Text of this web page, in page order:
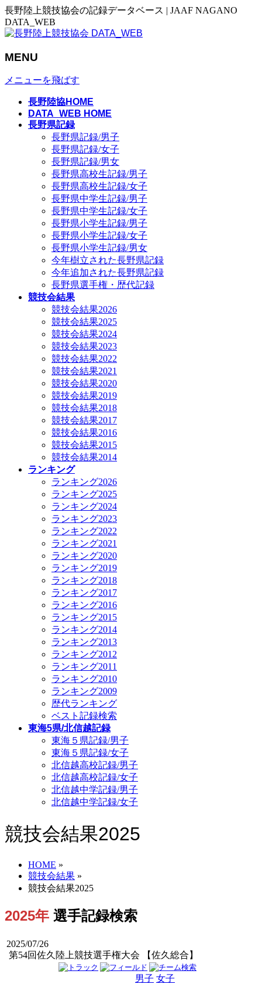
長野陸上競技協会の記録データベース | JAAF NAGANO
DATA_WEB
MENU
メニューを飛ばす
長野陸協HOME
DATA_WEB HOME
長野県記録
長野県記録/男子
長野県記録/女子
長野県記録/男女
長野県高校生記録/男子
長野県高校生記録/女子
長野県中学生記録/男子
長野県中学生記録/女子
長野県小学生記録/男子
長野県小学生記録/女子
長野県小学生記録/男女
今年樹立された長野県記録
今年追加された長野県記録
長野県選手権・歴代記録
競技会結果
競技会結果2026
競技会結果2025
競技会結果2024
競技会結果2023
競技会結果2022
競技会結果2021
競技会結果2020
競技会結果2019
競技会結果2018
競技会結果2017
競技会結果2016
競技会結果2015
競技会結果2014
ランキング
ランキング2026
ランキング2025
ランキング2024
ランキング2023
ランキング2022
ランキング2021
ランキング2020
ランキング2019
ランキング2018
ランキング2017
ランキング2016
ランキング2015
ランキング2014
ランキング2013
ランキング2012
ランキング2011
ランキング2010
ランキング2009
歴代ランキング
ベスト記録検索
東海5県/北信越記録
東海５県記録/男子
東海５県記録/女子
北信越高校記録/男子
北信越高校記録/女子
北信越中学記録/男子
北信越中学記録/女子
競技会結果2025
HOME »
競技会結果 »
競技会結果2025
2025年 選手記録検索
2025/07/26
第54回佐久陸上競技選手権大会 【佐久総合】
男子 女子